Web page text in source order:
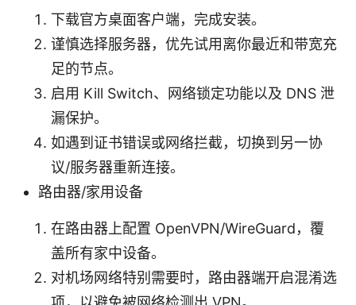
下载官方桌面客户端，完成安装。
谨慎选择服务器，优先试用离你最近和带宽充
足的节点。
启用 Kill Switch、网络锁定功能以及 DNS 泄
漏保护。
如遇到证书错误或网络拦截，切换到另一协
议/服务器重新连接。
路由器/家用设备
在路由器上配置 OpenVPN/WireGuard，覆
盖所有家中设备。
对机场网络特别需要时，路由器端开启混淆选